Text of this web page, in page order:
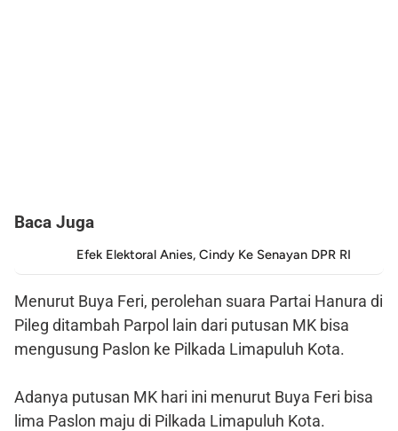
Baca Juga
Efek Elektoral Anies, Cindy Ke Senayan DPR RI
Menurut Buya Feri, perolehan suara Partai Hanura di
Pileg ditambah Parpol lain dari putusan MK bisa
mengusung Paslon ke Pilkada Limapuluh Kota.
Adanya putusan MK hari ini menurut Buya Feri bisa
lima Paslon maju di Pilkada Limapuluh Kota.